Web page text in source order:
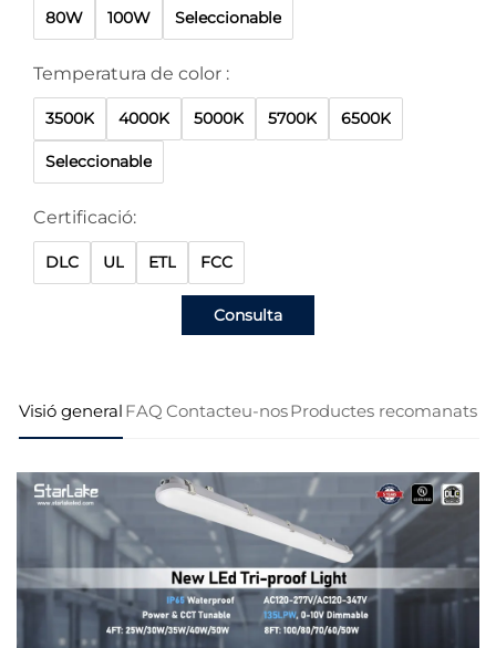
80W 100W Seleccionable
Temperatura de color :
3500K 4000K 5000K 5700K 6500K
Seleccionable
Certificació:
DLC UL ETL FCC
Consulta
Visió general FAQ Contacteu-nosProductes recomanats